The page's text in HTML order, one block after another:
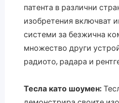
патента в различни
изобретения включват
системи за безжична
множество други
радиото, радара и
Тесла като шоумен: